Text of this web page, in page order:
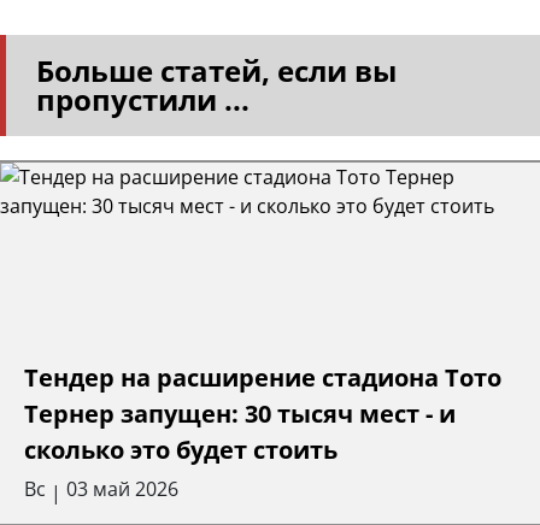
Больше статей, если вы
пропустили ...
Тендер на расширение стадиона Тото
Тернер запущен: 30 тысяч мест - и
сколько это будет стоить
Вс | 03 май 2026